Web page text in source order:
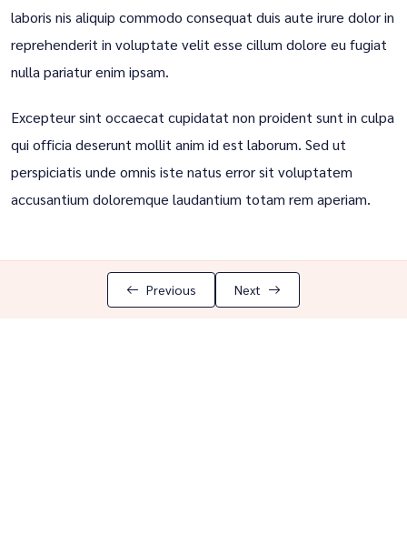
laboris nis aliquip commodo consequat duis aute irure dolor in
reprehenderit in voluptate velit esse cillum dolore eu fugiat
nulla pariatur enim ipsam.
Excepteur sint occaecat cupidatat non proident sunt in culpa
qui officia deserunt mollit anim id est laborum. Sed ut
perspiciatis unde omnis iste natus error sit voluptatem
accusantium doloremque laudantium totam rem aperiam.
Previous Next